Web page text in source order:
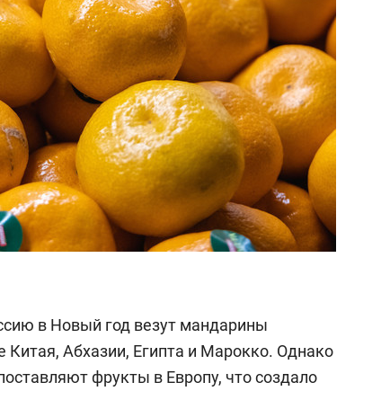
в Новый год везут мандарины
Китая, Абхазии, Египта и Марокко. Однако
фрукты в Европу, что создало